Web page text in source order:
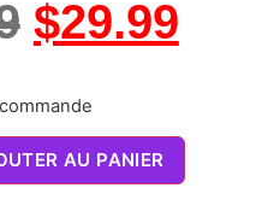
$29.99
AU PANIER